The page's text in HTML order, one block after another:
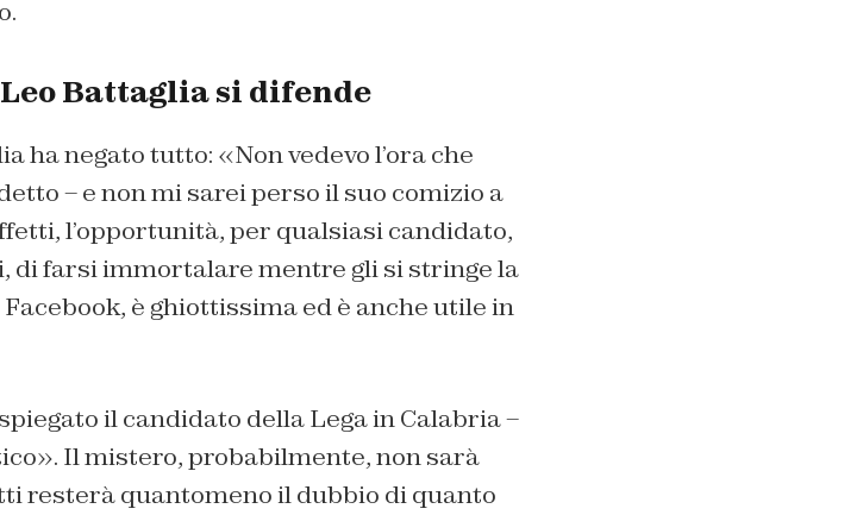
Battaglia si difende
ha negato tutto: «Non vedevo l’ora che
– e non mi sarei perso il suo comizio a
l’opportunità, per qualsiasi candidato,
di farsi immortalare mentre gli si stringe la
è ghiottissima ed è anche utile in
il candidato della Lega in Calabria –
Il mistero, probabilmente, non sarà
resterà quantomeno il dubbio di quanto